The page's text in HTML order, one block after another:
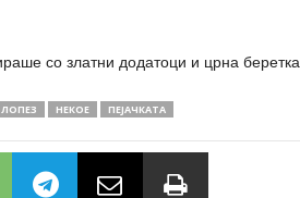
со златни додатоци и црна беретка.
ЛОПЕЗ НЕКОЕ ПЕЈАЧКАТА